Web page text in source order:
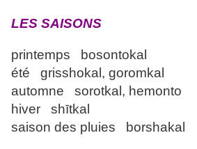
LES SAISONS
printemps bosontokal
été grisshokal, goromkal
automne sorotkal, hemonto
hiver shītkal
saison des pluies borshakal